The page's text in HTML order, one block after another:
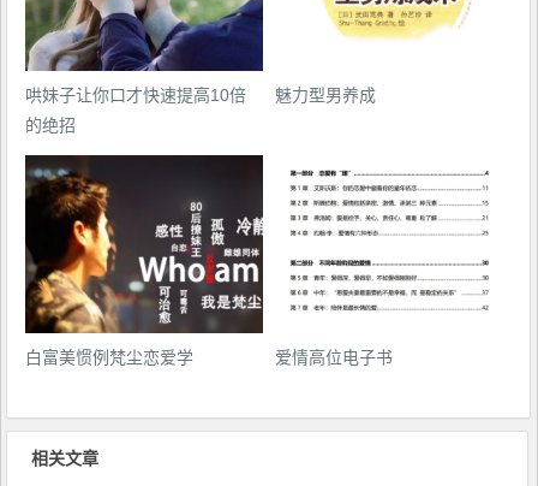
哄妹子让你口才快速提高10倍
的绝招
魅力型男养成
白富美惯例梵尘恋爱学 爱情高位电子书
相关文章